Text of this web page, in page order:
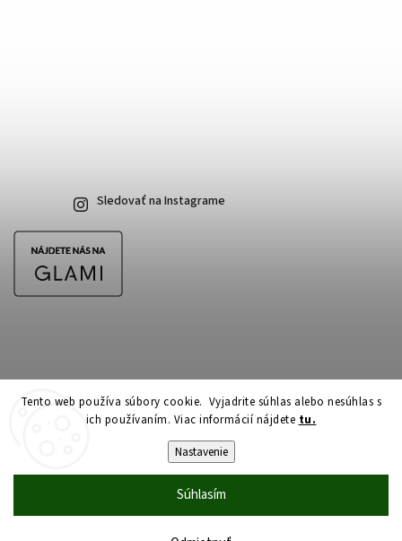
Tento web používa súbory cookie. Vyjadrite súhlas alebo nesúhlas s
ich používaním. Viac informácií nájdete tu.
Nastavenie
Súhlasím
Sledovať na Instagrame
Copyright 2026CubeSkateshop.sk. Všetky práva vyhradené.
Upraviť nastavenie cookies
Shoptet| Design